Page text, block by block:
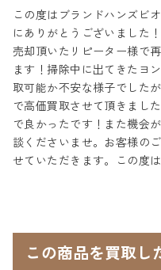
この度はブランドハンズビ
にありがとうございました
売却頂いたリピーター様で
ます！掃除中に出てきたヨ
取可能か不安な様子でした
で高価買取させて頂きまし
で良かったです！また機会
談くださいませ。お客様の
せていただきます。この度
この商品を買取し